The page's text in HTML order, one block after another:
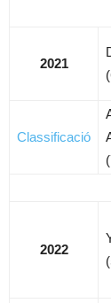
2021
Classificació
2022